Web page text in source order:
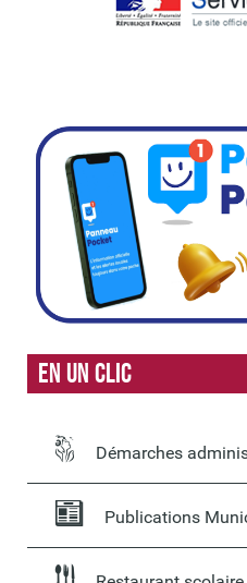
En un clic
Démarches
Publications